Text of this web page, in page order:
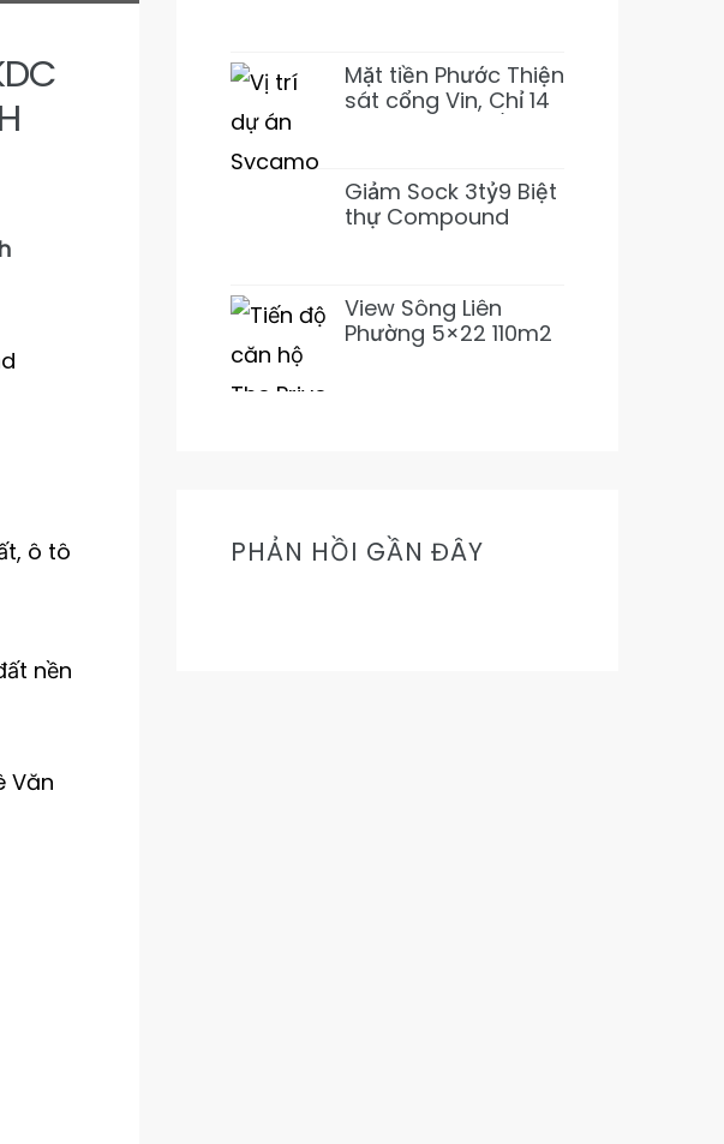
ô tô
nền
Văn
Full NT 18tỷ989
Mặt tiền Phước Thiện
sát cổng Vin, Chỉ 14
(Giảm 3 tỷ)
Giảm Sock 3tỷ9 Biệt
thự Compound
31tỷ500 (Thơm)
View Sông Liên
Phường 5×22 110m2
PHẢN HỒI GẦN ĐÂY